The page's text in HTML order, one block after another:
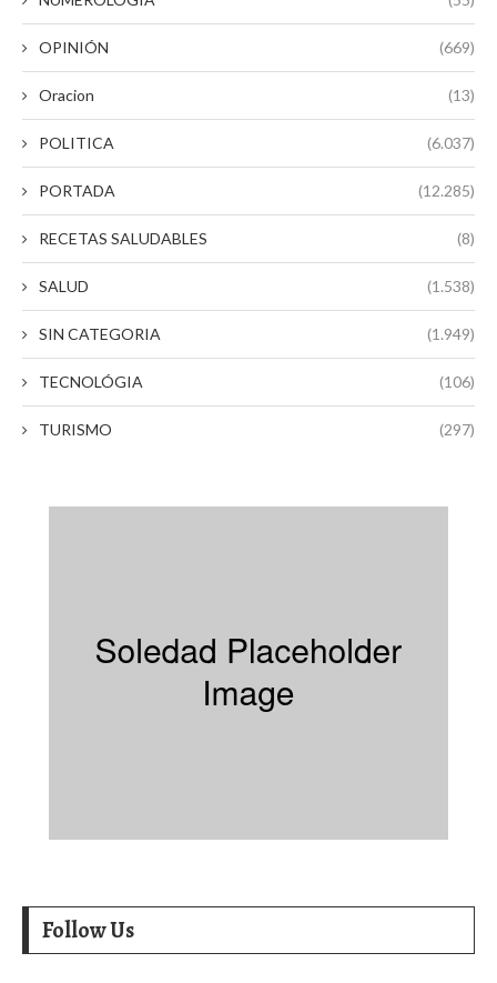
OPINIÓN (669)
Oracion (13)
POLITICA (6.037)
PORTADA (12.285)
RECETAS SALUDABLES (8)
SALUD (1.538)
SIN CATEGORIA (1.949)
TECNOLÓGIA (106)
TURISMO (297)
Follow Us